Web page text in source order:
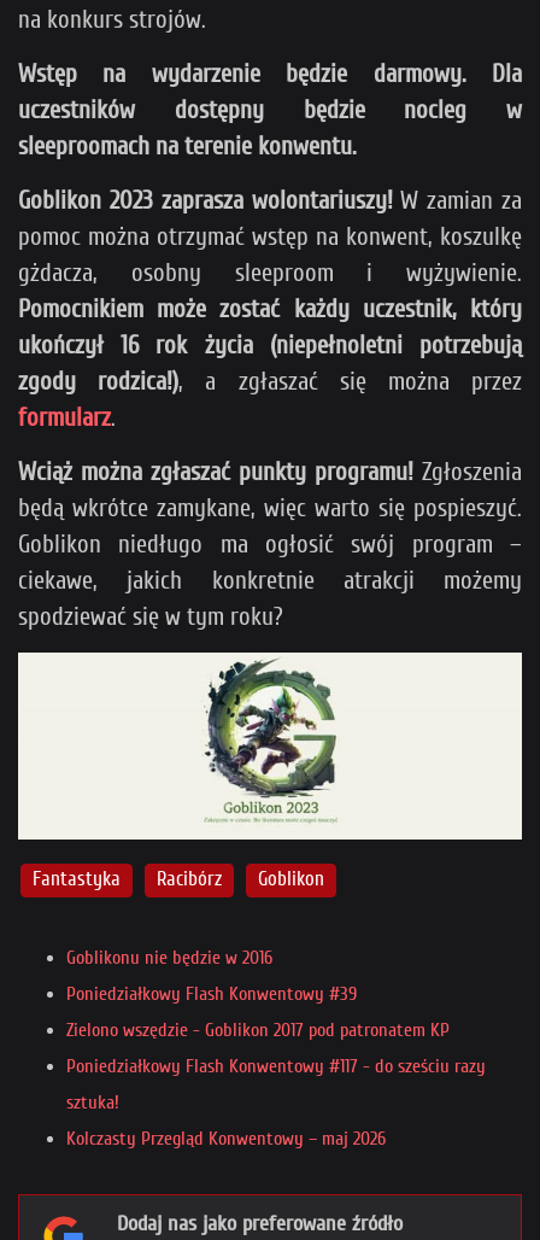
na konkurs strojów.
Wstęp na wydarzenie będzie darmowy. Dla
uczestników dostępny będzie nocleg w
sleeproomach na terenie konwentu.
Goblikon 2023 zaprasza wolontariuszy!W zamian za
pomoc można otrzymać wstęp na konwent, koszulkę
gżdacza, osobny sleeproom i wyżywienie.
Pomocnikiem może zostać każdy uczestnik, który
ukończył 16 rok życia (niepełnoletni potrzebują
zgody rodzica!), a zgłaszać się można przez
formularz.
Wciąż można zgłaszać punkty programu! Zgłoszenia
będą wkrótce zamykane, więc warto się pospieszyć.
Goblikon niedługo ma ogłosić swój program –
ciekawe, jakich konkretnie atrakcji możemy
spodziewać się w tym roku?
Fantastyka Racibórz Goblikon
Goblikonu nie będzie w 2016
Poniedziałkowy Flash Konwentowy #39
Zielono wszędzie - Goblikon 2017 pod patronatem KP
Poniedziałkowy Flash Konwentowy #117 - do sześciu razy
sztuka!
Kolczasty Przegląd Konwentowy – maj 2026
Dodaj nas jako preferowane źródło